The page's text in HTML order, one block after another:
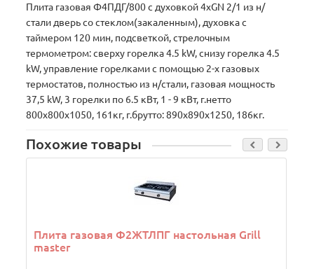
Плита газовая Ф4ПДГ/800 c духовкой 4хGN 2/1 из н/
стали дверь со стеклом(закаленным), духовка с
таймером 120 мин, подсветкой, стрелочным
термометром: сверху горелка 4.5 kW, снизу горелка 4.5
kW, управление горелками с помощью 2-х газовых
термостатов, полностью из н/стали, газовая мощность
37,5 kW, 3 горелки по 6.5 кВт, 1 - 9 кВт, г.нетто
800x800x1050, 161кг, г.брутто: 890х890х1250, 186кг.
Похожие товары
Плита газовая Ф2ЖТЛПГ настольная Grill
master